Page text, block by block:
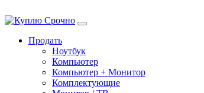
Продать
Ноутбук
Компьютер
Компьютер + Монитор
Комплектующие